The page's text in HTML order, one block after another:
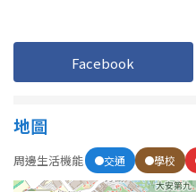
20-30 年
Facebook
地圖
周邊生活機能 交通 學校